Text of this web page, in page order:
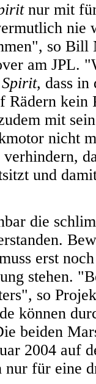
nur mit
nie
so Bill
am JPL.
Spirit, dass in
kein
mit
nicht
und
die
erst
stehen.
so
können
beiden
2004 auf
nur für eine